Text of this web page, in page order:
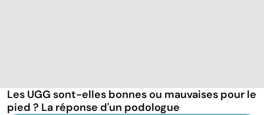
Les UGG sont-elles bonnes ou mauvaises pour le
pied ? La réponse d'un podologue